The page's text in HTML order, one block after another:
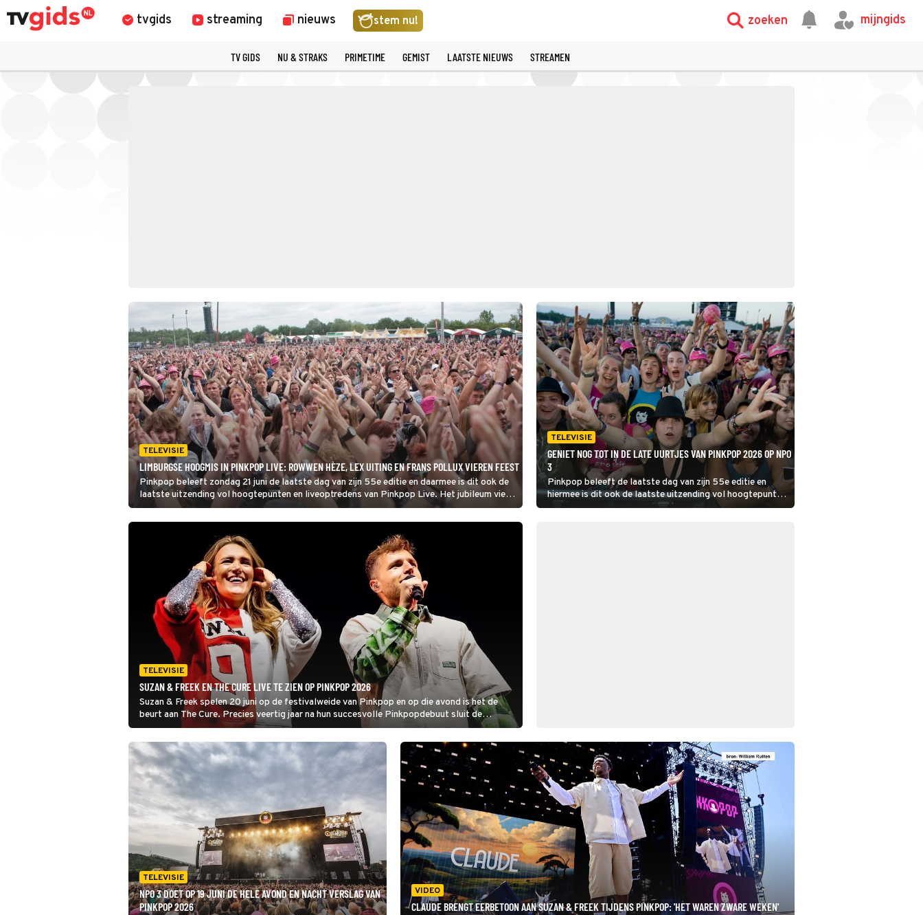
tvgids streaming nieuws stem nu! zoeken mijngids
TV GIDS NU & STRAKS PRIMETIME GEMIST LAATSTE NIEUWS STREAMEN
TELEVISIE
LIMBURGSE HOOGMIS IN PINKPOP LIVE: ROWWEN HÈZE, LEX UITING EN FRANS POLLUX VIEREN FEEST
Pinkpop beleeft zondag 21 juni de laatste dag van zijn 55e editie en daarmee is dit ook de
laatste uitzending vol hoogtepunten en liveoptredens van Pinkpop Live. Het jubileum viert
het festival zondag met een groot aantal Limburgse artiesten.
TELEVISIE
GENIET NOG TOT IN DE LATE UURTJES VAN PINKPOP 2026 OP NPO
3
Pinkpop beleeft de laatste dag van zijn 55e editie en
hiermee is dit ook de laatste uitzending vol hoogtepunten
en liveoptredens. Het jubileum vierde het festival
TELEVISIE
SUZAN & FREEK EN THE CURE LIVE TE ZIEN OP PINKPOP 2026
Suzan & Freek spelen 20 juni op de festivalweide van Pinkpop en op die avond is het de
beurt aan The Cure. Precies veertig jaar na hun succesvolle Pinkpopdebuut sluit de
newwaveband rond zanger Robert Smith de tweede festivaldag van Pinkpop 2026 Live af.
TELEVISIE
NPO 3 DOET OP 19 JUNI DE HELE AVOND EN NACHT VERSLAG VAN
PINKPOP 2026
VIDEO
CLAUDE BRENGT EERBETOON AAN SUZAN & FREEK TIJDENS PINKPOP: 'HET WAREN ZWARE WEKEN'